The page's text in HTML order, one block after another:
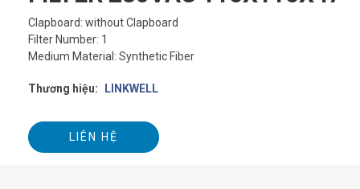
Clapboard: without Clapboard
Filter Number: 1
Medium Material: Synthetic Fiber
Thương hiệu: LINKWELL
LIÊN HỆ